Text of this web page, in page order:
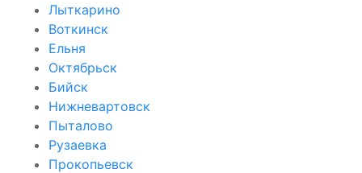
Лыткарино
Воткинск
Ельня
Октябрьск
Бийск
Нижневартовск
Пыталово
Рузаевка
Прокопьевск